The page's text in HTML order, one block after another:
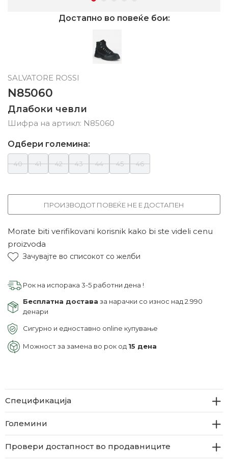
Достапно во повеќе бои:
SALVATORE ROSSI
N85060
Длабоки чевли
Шифра на артикл: N85060
Одбери големина:
40 41 42 43 44 45 46
ПРОИЗВОДОТ ПОВЕЌЕ НЕ Е ДОСТАПЕН
Morate biti verifikovani korisnik kako bi ste videli cenu
proizvoda
Зачувајте во списокот со желби
Рок на испорака 3-5 работни дена !
Бесплатна достава за нарачки со износ над 2.990
денари
Сигурно и едноставно online купување
Можност за замена во рок од 15 дена
Спецификација
Големини
Провери достапност во продавниците